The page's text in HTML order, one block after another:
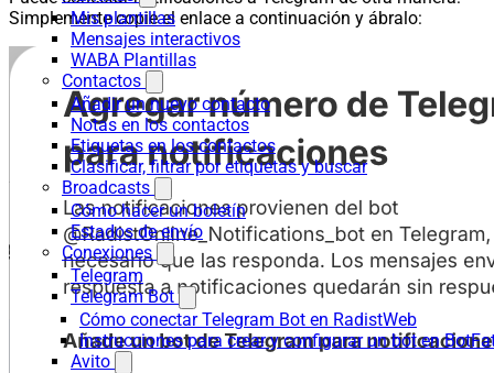
Mis plantillas
Mensajes interactivos
WABA Plantillas
Contactos
Añadir un nuevo contacto
Notas en los contactos
Etiquetas en los contactos
Clasificar, filtrar por etiquetas y buscar
Broadcasts
Cómo hacer un boletín
Estados de envío
Conexiones
Telegram
Telegram Bot
Cómo conectar Telegram Bot en RadistWeb
Instrucciones para crear y configurar un bot en
Avito
Simplemente copie el enlace a continuación y ábralo: